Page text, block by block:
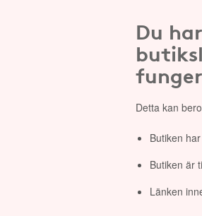
Du
Detta kan
Butiken
Butiken är
Länken